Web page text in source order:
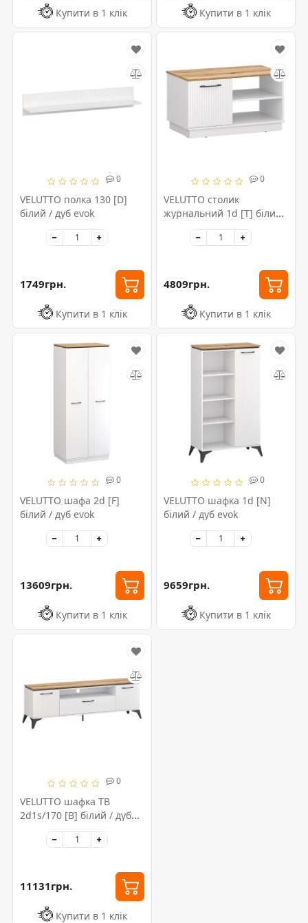
Купити в 1 клік Купити в 1 клік
0
VELUTTO полка 130 [D]
білий / дуб evok
1749грн.
Купити в 1 клік
0
VELUTTO столик
журнальний 1d [T] білий /
дуб evok
4809грн.
Купити в 1 клік
0
VELUTTO шафа 2d [F]
білий / дуб evok
13609грн.
Купити в 1 клік
0
VELUTTO шафка 1d [N]
білий / дуб evok
9659грн.
Купити в 1 клік
0
VELUTTO шафка ТВ
2d1s/170 [B] білий / дуб
11131грн.
Купити в 1 клік